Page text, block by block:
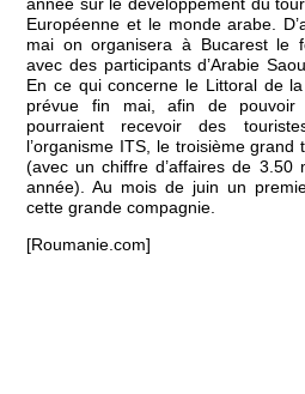
Européenne et le monde arabe.
mai on organisera à Bucarest le
avec des participants d’Arabie
En ce qui concerne le Littoral de
prévue fin mai, afin de pouvoir
pourraient recevoir des
l’organisme ITS, le troisième
(avec un chiffre d’affaires de 3.50
année). Au mois de juin un
cette grande compagnie.
[Roumanie.com]